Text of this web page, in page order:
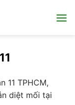
11 TPHCM,
diệt mối tại